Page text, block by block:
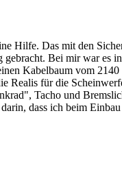
Hilfe. Das mit den
gebracht. Bei mir war es
Kabelbaum vom
Realis für die
Tacho und
dass ich beim